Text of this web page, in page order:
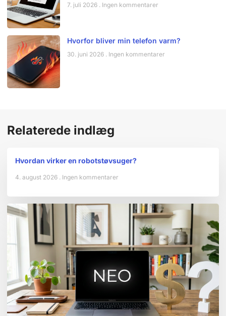
7. juli 2026 Ingen kommentarer
Hvorfor bliver min telefon varm?
30. juni 2026 Ingen kommentarer
Relaterede indlæg
Hvordan virker en robotstøvsuger?
4. august 2026 Ingen kommentarer